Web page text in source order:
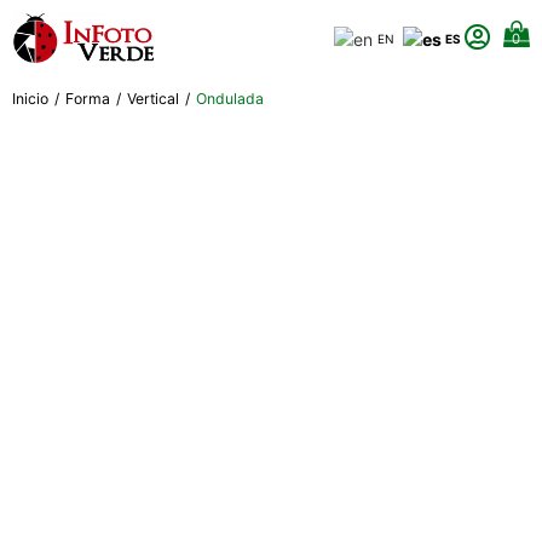
EN ES 0
Inicio / Forma / Vertical / Ondulada